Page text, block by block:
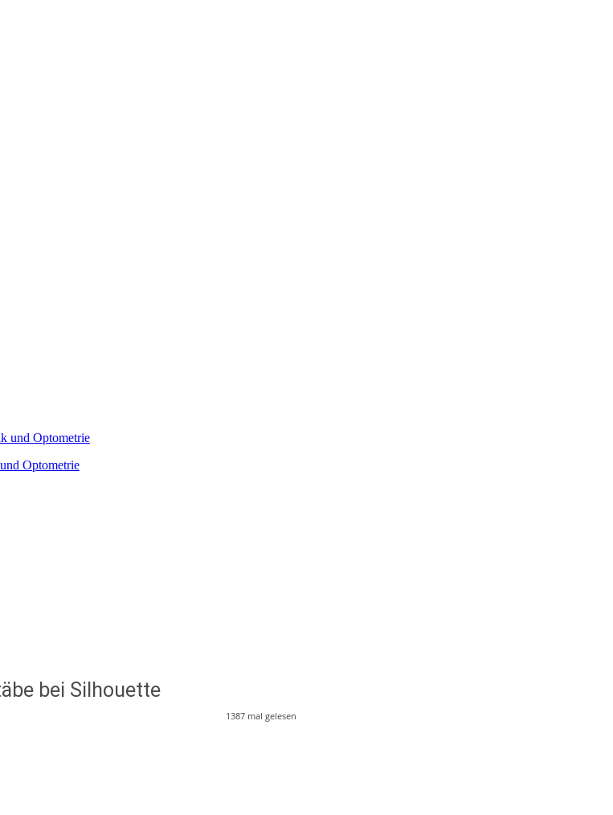
und Optometrie
bei Silhouette
1387 mal gelesen